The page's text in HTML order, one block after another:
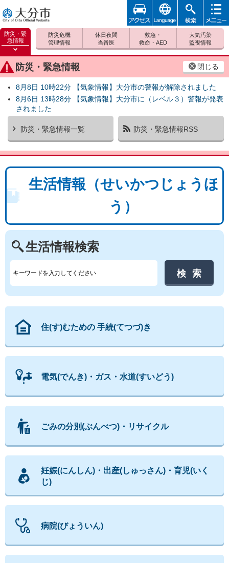
大分市
防災・緊
急情報
防災緊
急情報
を開く
防災・緊急情報 閉じる
8月8日 10時22分 【気象情報】大分市の警報が解除されました
8月6日 13時28分 【気象情報】大分市に（レベル３）警報が発表
されました
防災・緊急情報一覧 防災・緊急情報RSS
防災危機
管理情報
休日夜間
当番医
救急・
救命・AED
大気汚染
監視情報
アクセ
ス
foreign 検索
メニュ
生活情報（せいかつじょうほ
う）
生活情報検索
住(す)むための 手続(てつづ)き
電気(でんき)・ガス・水道(すいどう)
ごみの分別(ぶんべつ)・リサイクル
妊娠(にんしん)・出産(しゅっさん)・育児(いく
じ)
病院(びょういん)